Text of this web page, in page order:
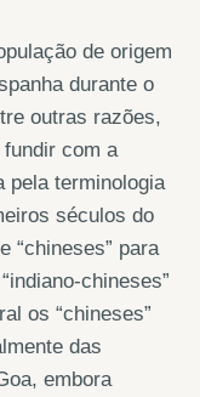
de origem
durante o
outras razões,
fundir com a
pela terminologia
séculos do
“chineses” para
chineses”
os “chineses”
das
embora